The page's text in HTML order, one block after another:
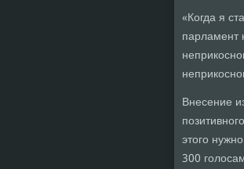
«Когда я
парламент
Внесение
этого
300